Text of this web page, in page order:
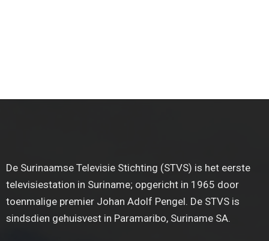
De Surinaamse Televisie Stichting (STVS) is het eerste
televisiestation in Suriname; opgericht in 1965 door
toenmalige premier Johan Adolf Pengel. De STVS is
sindsdien gehuisvest in Paramaribo, Suriname SA.